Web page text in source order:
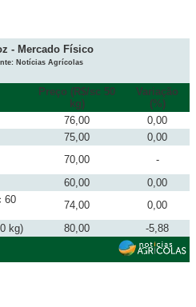
- Mercado Físico
Notícias Agrícolas
Preço (R$/sc 50
kg)
Variação
(%)
76,00
0,00
75,00
0,00
70,00
-
60,00
0,00
60
74,00
0,00
kg)
80,00
-5,88